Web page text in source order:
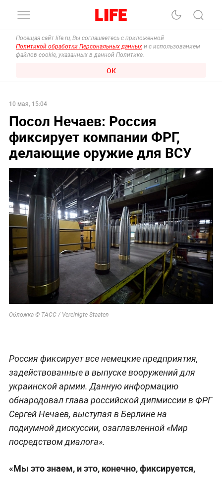
Посещая сайт life.ru, Вы соглашаетесь с приложенной
Политикой обработки Персональных данных и с использованием
файлов cookie, указанных в данной Политике.
ОК
10 мая, 15:04
Посол Нечаев: Россия
фиксирует компании ФРГ,
делающие оружие для ВСУ
Обложка © ТАСС / Vereinigte Staaten
Россия фиксирует все немецкие предприятия,
задействованные в выпуске вооружений для
украинской армии. Данную информацию
обнародовал глава российской дипмиссии в ФРГ
Сергей Нечаев, выступая в Берлине на
подиумной дискуссии, озаглавленной «Мир
посредством диалога».
«Мы это знаем, и это, конечно, фиксируется,